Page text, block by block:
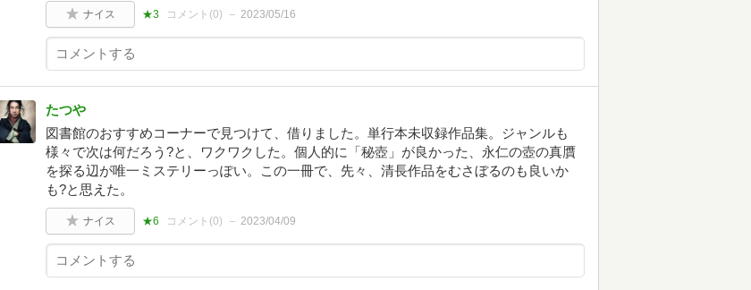
ナイス ★3 コメント(0) 2023/05/16
たつや
図書館のおすすめコーナーで見つけて、借りました。単行本未収録作品集。ジャンルも
様々で次は何だろう?と、ワクワクした。個人的に「秘壺」が良かった、永仁の壺の真贋
を探る辺が唯一ミステリーっぽい。この一冊で、先々、清長作品をむさぼるのも良いか
も?と思えた。
ナイス ★6 コメント(0) 2023/04/09